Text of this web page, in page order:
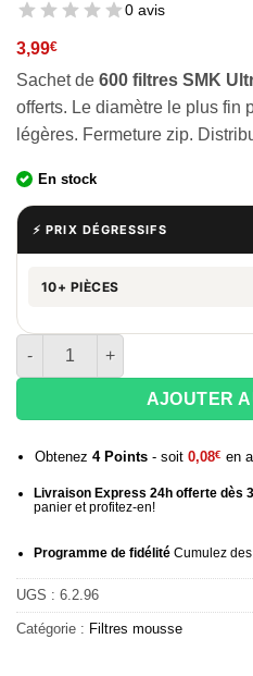
0 avis
3,99€
Sachet de 600 filtres SMK
offerts. Le diamètre le plus fin
légères. Fermeture zip.
En stock
⚡ PRIX DÉGRESSIFS
10+ PIÈCES
quantité de Sachet de 500
AJOUTER
Obtenez 4Points- soit 0,08€ en
Livraison Express 24h offerte dès
panier et profitez-en!
Programme de fidélitéCumulez des
UGS : 6.2.96
Catégorie : Filtres mousse